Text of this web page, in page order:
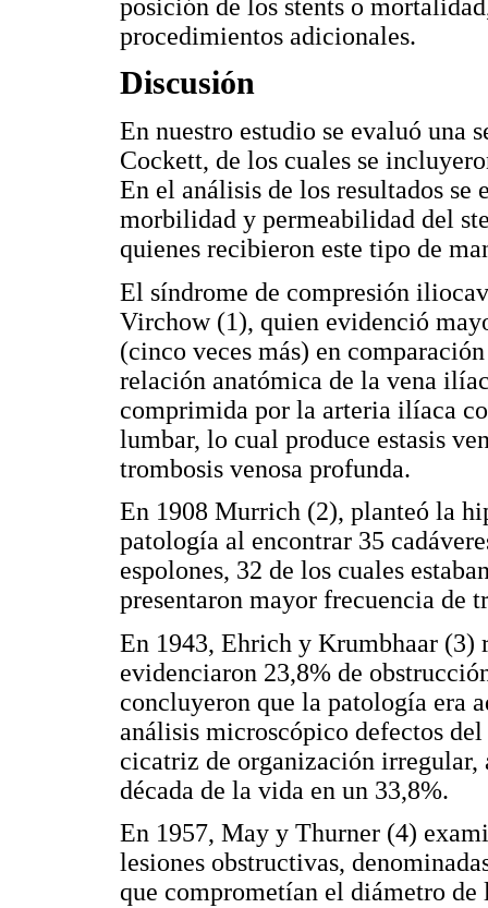
posición de los stents o
procedimientos adicionales.
Discusión
En nuestro estudio se evaluó una
Cockett, de los cuales se
En el análisis de los resultados
morbilidad y permeabilidad del
quienes recibieron este tipo de
El síndrome de compresión
Virchow (1), quien evidenció
(cinco veces más) en
relación anatómica de la vena
comprimida por la arteria ilíaca
lumbar, lo cual produce estasis
trombosis venosa profunda.
En 1908 Murrich (2), planteó la
patología al encontrar 35
espolones, 32 de los cuales
presentaron mayor frecuencia de
En 1943, Ehrich y Krumbhaar (3)
evidenciaron 23,8% de
concluyeron que la patología era
análisis microscópico defectos
cicatriz de organización irregular,
década de la vida en un 33,8%.
En 1957, May y Thurner (4)
lesiones obstructivas,
que comprometían el diámetro